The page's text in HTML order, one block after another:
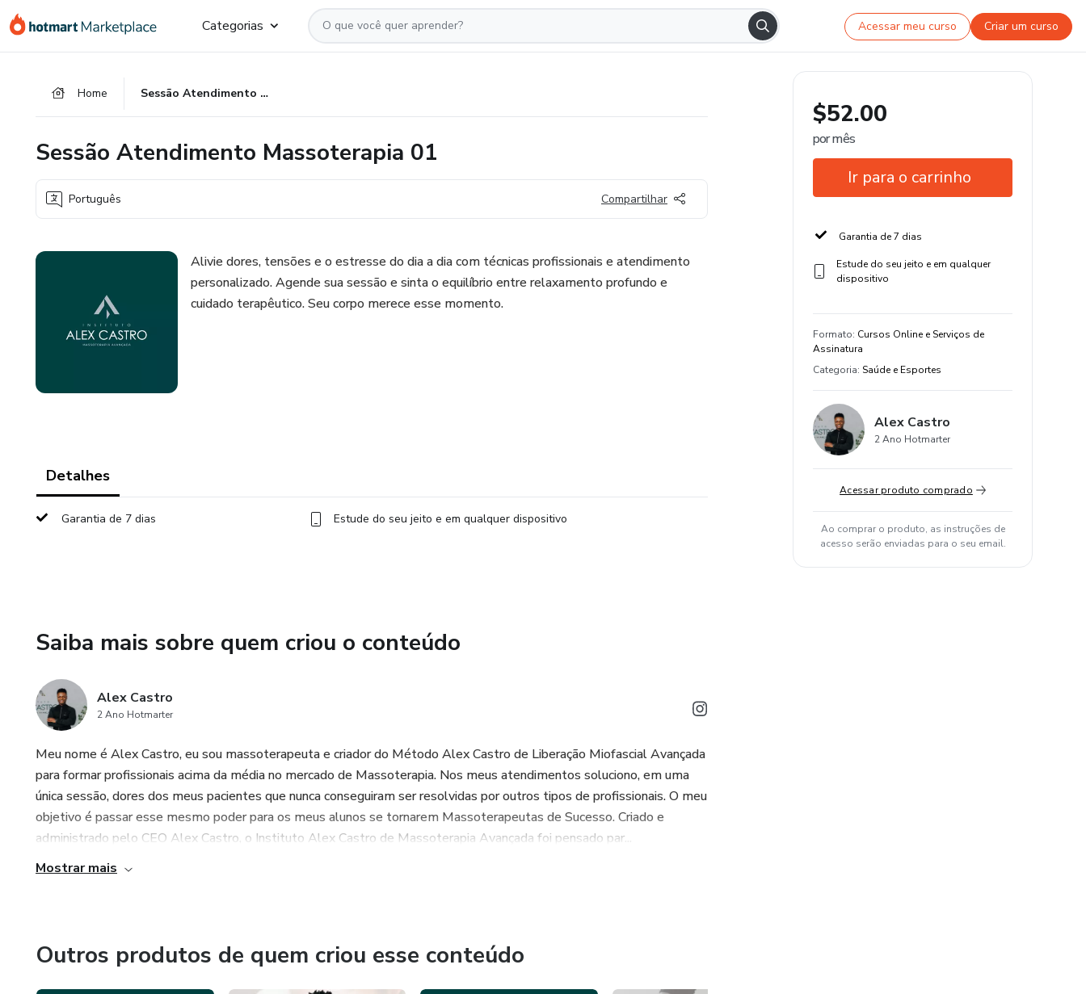
para
para
para
Categorias Acessar meu curso Criar um curso
Home Sessão Atendimento Massoterapia 01
Sessão Atendimento Massoterapia 01
Português Compartilhar
Alivie dores, tensões e o estresse do dia a dia com técnicas profissionais e atendimento
personalizado. Agende sua sessão e sinta o equilíbrio entre relaxamento profundo e
cuidado terapêutico. Seu corpo merece esse momento.
Detalhes
Garantia de 7 dias Estude do seu jeito e em qualquer dispositivo
Saiba mais sobre quem criou o conteúdo
Alex Castro
2 Ano Hotmarter
Meu nome é Alex Castro, eu sou massoterapeuta e criador do Método Alex Castro de Liberação Miofascial Avançada
para formar profissionais acima da média no mercado de Massoterapia. Nos meus atendimentos soluciono, em uma
única sessão, dores dos meus pacientes que nunca conseguiram ser resolvidas por outros tipos de profissionais. O meu
objetivo é passar esse mesmo poder para os meus alunos se tornarem Massoterapeutas de Sucesso. Criado e
administrado pelo CEO Alex Castro, o Instituto Alex Castro de Massoterapia Avançada foi pensado par...
Mostrar mais
Outros produtos de quem criou esse conteúdo
$52.00
por mês
Ir para o carrinho
Garantia de 7 dias
Estude do seu jeito e em qualquer
dispositivo
Formato: Cursos Online e Serviços de
Assinatura
Categoria: Saúde e Esportes
Alex Castro
2 Ano Hotmarter
Acessar produto comprado
Ao comprar o produto, as instruções de
acesso serão enviadas para o seu email.